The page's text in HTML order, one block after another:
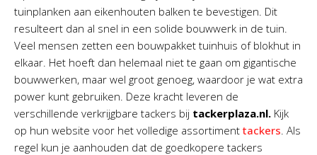
tuinplanken aan eikenhouten balken te bevestigen. Dit
resulteert dan al snel in een solide bouwwerk in de tuin.
Veel mensen zetten een bouwpakket tuinhuis of blokhut in
elkaar. Het hoeft dan helemaal niet te gaan om gigantische
bouwwerken, maar wel groot genoeg, waardoor je wat extra
power kunt gebruiken. Deze kracht leveren de
verschillende verkrijgbare tackers bij tackerplaza.nl. Kijk
op hun website voor het volledige assortiment tackers. Als
regel kun je aanhouden dat de goedkopere tackers